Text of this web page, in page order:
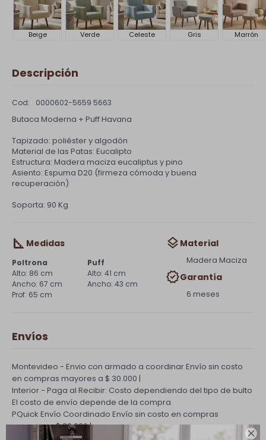

Beige Verde Celeste Gris Marrón
Descripción
0000602-5659 5663
Butaca Moderna + Puff Havana
Tapizado: poliéster y algodón
Material de las Patas: Eucalipto
Estructura: Madera maciza eucaliptus y pino
Asiento: Espuma D20 (firmeza cómoda y buena
recuperación)
Soporta: 90 Kg
Medidas
Poltrona
86 cm
67 cm
65 cm
Puff
41 cm
43 cm
Material
Madera Maciza
Garantía
6 meses
Envíos
Montevideo - Envio con armado a coordinarEnvío sin costo
en compras mayores a $ 30.000 |
Interior - Paga al Recibir: Costo dependiendo del tipo de bulto
El costo de envío depende de la compra.
PQuick Envío Coordinado Envío sin costo en compras
mayores a $ 30.000 |